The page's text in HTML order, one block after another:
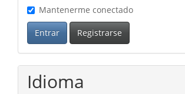
Mantenerme conectado
Entrar Registrarse
Idioma